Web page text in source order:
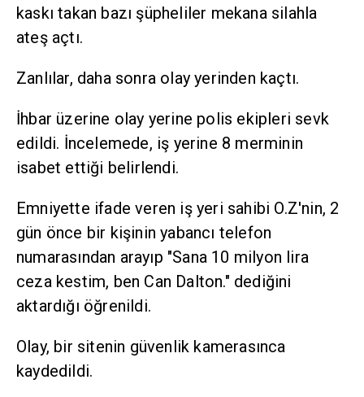
kaskı takan bazı şüpheliler mekana silahla
ateş açtı.
Zanlılar, daha sonra olay yerinden kaçtı.
İhbar üzerine olay yerine polis ekipleri sevk
edildi. İncelemede, iş yerine 8 merminin
isabet ettiği belirlendi.
Emniyette ifade veren iş yeri sahibi O.Z'nin, 2
gün önce bir kişinin yabancı telefon
numarasından arayıp "Sana 10 milyon lira
ceza kestim, ben Can Dalton." dediğini
aktardığı öğrenildi.
Olay, bir sitenin güvenlik kamerasınca
kaydedildi.